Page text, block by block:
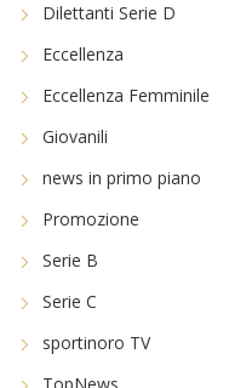
Dilettanti Serie D
Eccellenza
Eccellenza Femminile
Giovanili
news in primo piano
Promozione
Serie B
Serie C
sportinoro TV